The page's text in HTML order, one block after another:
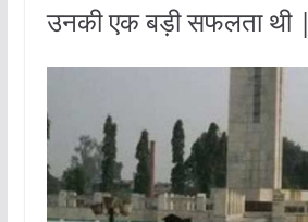
उनकी एक बड़ी सफलता थी |